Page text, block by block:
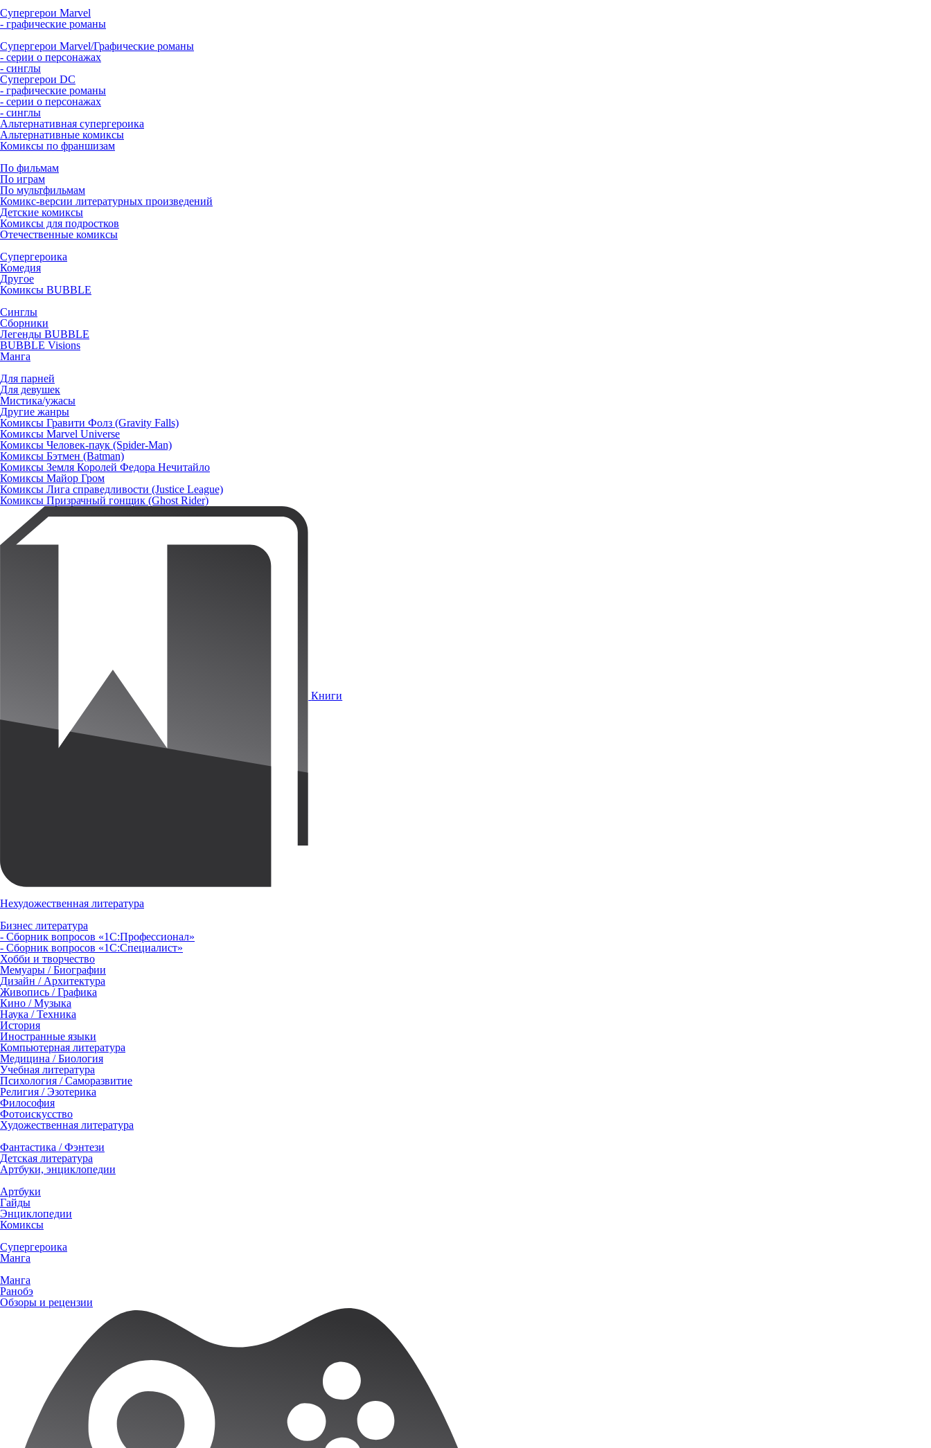
Супергерои Marvel
- графические романы
Супергерои Marvel/Графические романы
- серии о персонажах
- синглы
Супергерои DC
- графические романы
- серии о персонажах
- синглы
Альтернативная супергероика
Альтернативные комиксы
Комиксы по франшизам
По фильмам
По играм
По мультфильмам
Комикс-версии литературных произведений
Детские комиксы
Комиксы для подростков
Отечественные комиксы
Супергероика
Комедия
Другое
Комиксы BUBBLE
Синглы
Сборники
Легенды BUBBLE
BUBBLE Visions
Манга
Для парней
Для девушек
Мистика/ужасы
Другие жанры
Комиксы Гравити Фолз (Gravity Falls)
Комиксы Marvel Universe
Комиксы Человек-паук (Spider-Man)
Комиксы Бэтмен (Batman)
Комиксы Земля Королей Федора Нечитайло
Комиксы Майор Гром
Комиксы Лига справедливости (Justice League)
Комиксы Призрачный гонщик (Ghost Rider)
Книги
Нехудожественная литература
Бизнес литература
- Сборник вопросов «1С:Профессионал»
- Сборник вопросов «1С:Специалист»
Хобби и творчество
Мемуары / Биографии
Дизайн / Архитектура
Живопись / Графика
Кино / Музыка
Наука / Техника
История
Иностранные языки
Компьютерная литература
Медицина / Биология
Учебная литература
Психология / Саморазвитие
Религия / Эзотерика
Философия
Фотоискусство
Художественная литература
Фантастика / Фэнтези
Детская литература
Артбуки, энциклопедии
Артбуки
Гайды
Энциклопедии
Комиксы
Супергероика
Манга
Манга
Ранобэ
Обзоры и рецензии